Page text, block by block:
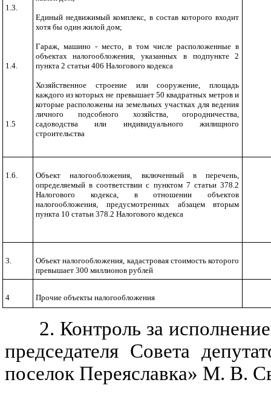
1.3.
1.4.
1.5
Единый недвижимый комплекс, в состав которого входит
хотя бы один жилой дом;
Гараж, машино - место, в том числе расположенные в
объектах налогообложения, указанных в подпункте 2
пункта 2 статьи 406 Налогового кодекса
Хозяйственное строение или сооружение, площадь
каждого из которых не превышает 50 квадратных метров и
которые расположены на земельных участках для ведения
личного подсобного хозяйства, огородничества,
садоводства или индивидуального жилищного
строительства
1.6.
Объект налогообложения, включенный в перечень,
определяемый в соответствии с пунктом 7 статьи 378.2
Налогового кодекса, в отношении объектов
налогообложения, предусмотренных абзацем вторым
пункта 10 статьи 378.2 Налогового кодекса
3.
Объект налогообложения, кадастровая стоимость которого
превышает 300 миллионов рублей
4 Прочие объекты налогообложения
2. Контроль за
председателя Совета
поселок Переяславка» М. В.